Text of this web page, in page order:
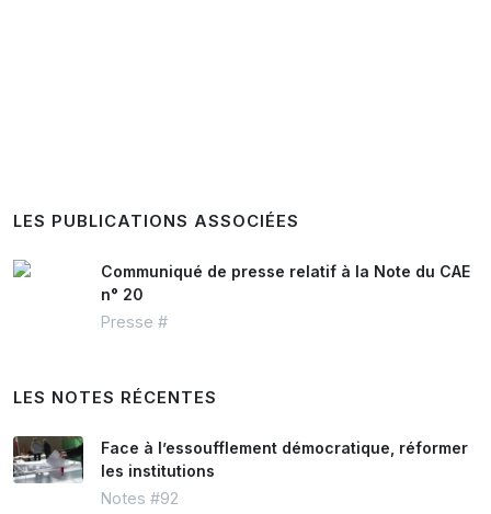
LES PUBLICATIONS ASSOCIÉES
Communiqué de presse relatif à la Note du CAE
n° 20
Presse #
LES NOTES RÉCENTES
Face à l’essoufflement démocratique, réformer
les institutions
Notes #92